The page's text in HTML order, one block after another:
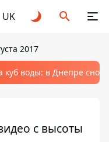
UK
2017
куб воды: в Днепре
с высоты